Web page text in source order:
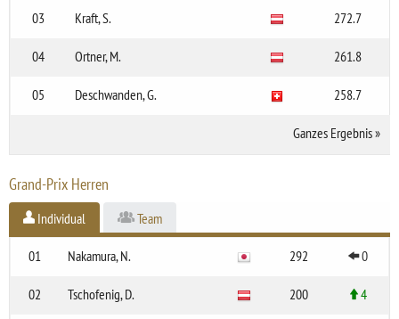
03 Kraft, S. 272.7
04 Ortner, M. 261.8
05 Deschwanden, G. 258.7
Ganzes Ergebnis»
Grand-Prix Herren
Individual Team
01 Nakamura, N. 292 0
02 Tschofenig, D. 200 4